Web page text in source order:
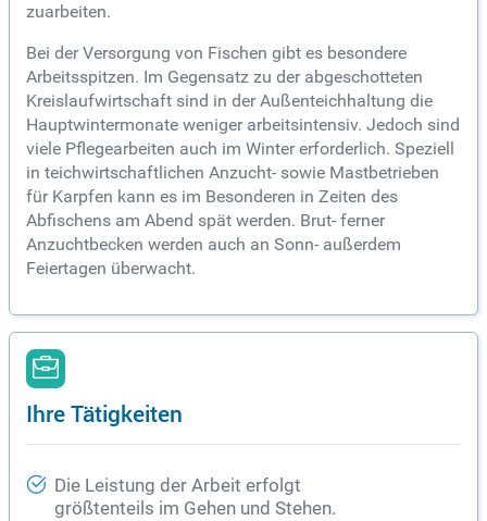
zuarbeiten.
Bei der Versorgung von Fischen gibt es besondere
Arbeitsspitzen. Im Gegensatz zu der abgeschotteten
Kreislaufwirtschaft sind in der Außenteichhaltung die
Hauptwintermonate weniger arbeitsintensiv. Jedoch sind
viele Pflegearbeiten auch im Winter erforderlich. Speziell
in teichwirtschaftlichen Anzucht- sowie Mastbetrieben
für Karpfen kann es im Besonderen in Zeiten des
Abfischens am Abend spät werden. Brut- ferner
Anzuchtbecken werden auch an Sonn- außerdem
Feiertagen überwacht.
Ihre Tätigkeiten
Die Leistung der Arbeit erfolgt
größtenteils im Gehen und Stehen.